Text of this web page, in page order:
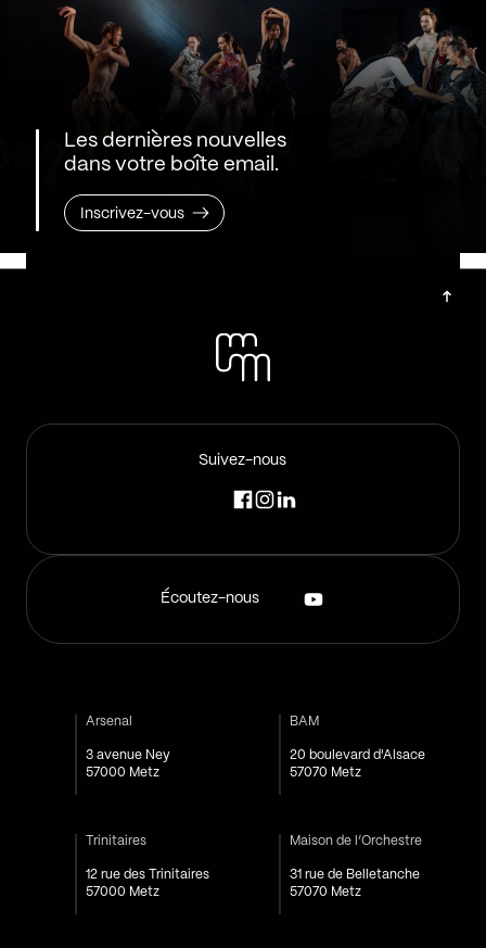
Les dernières nouvelles
dans votre boîte email.
Inscrivez-vous
Suivez-nous
Écoutez-nous
Arsenal
3 avenue Ney
57000 Metz
BAM
20 boulevard d'Alsace
57070 Metz
Trinitaires
12 rue des Trinitaires
57000 Metz
Maison de l’Orchestre
31 rue de Belletanche
57070 Metz